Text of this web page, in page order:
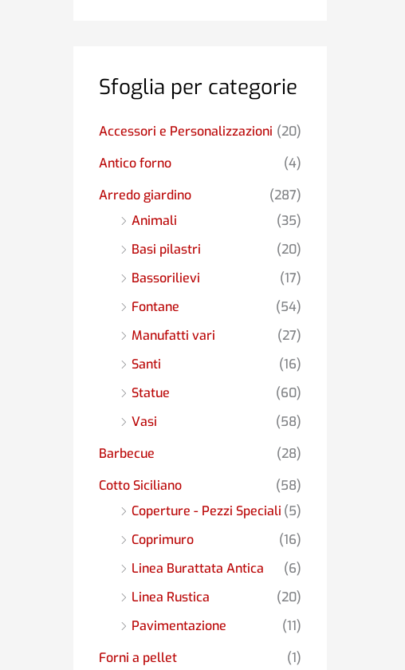
,
0
Sfoglia per categorie
Accessori e Personalizzazioni (20)
Antico forno
(4)
Arredo giardino
(287)
Animali
(35)
Basi pilastri
(20)
Bassorilievi
(17)
Fontane
(54)
Manufatti vari
(27)
Santi
(16)
Statue
(60)
Vasi
(58)
Barbecue
(28)
Cotto Siciliano
(58)
Coperture - Pezzi Speciali (5)
Coprimuro
(16)
Linea Burattata Antica
(6)
Linea Rustica
(20)
Pavimentazione
(11)
Forni a pellet
(1)